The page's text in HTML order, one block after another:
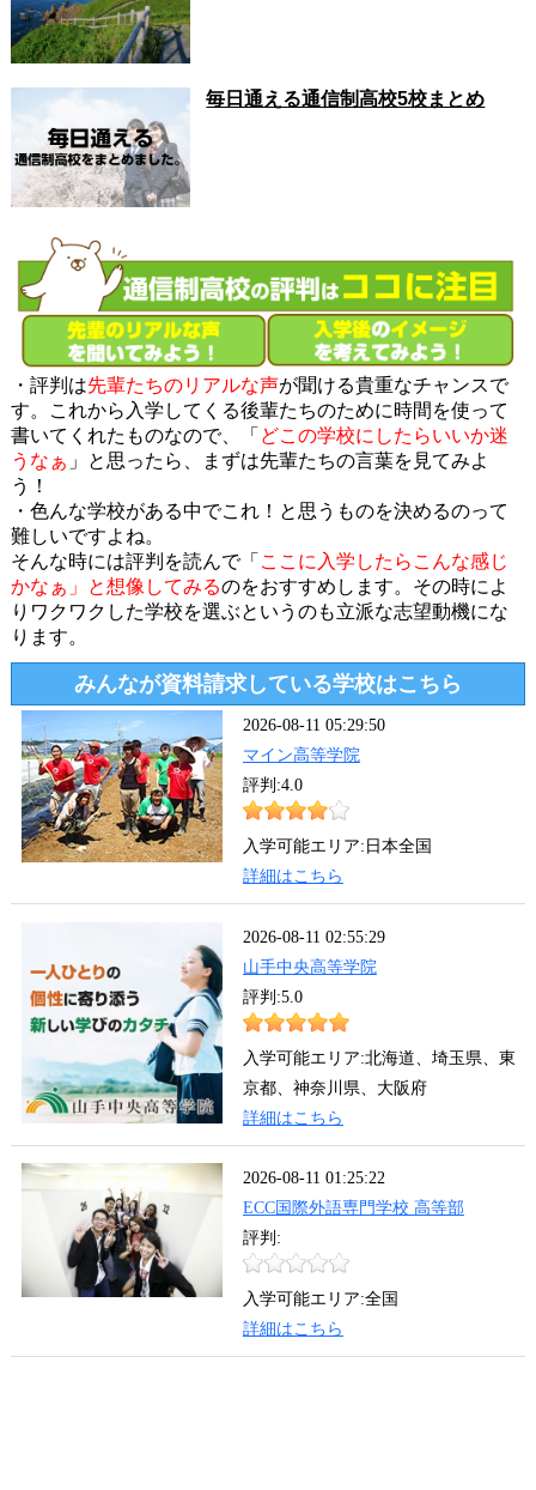
毎日通える通信制高校5校まとめ
・評判は先輩たちのリアルな声が聞ける貴重なチャンスで
す。これから入学してくる後輩たちのために時間を使って
書いてくれたものなので、「 どこの学校にしたらいいか迷
うなぁ 」と思ったら、まずは先輩たちの言葉を見てみよ
う！
・色んな学校がある中でこれ！と思うものを決めるのって
難しいですよね。
そんな時には評判を読んで「 ここに入学したらこんな感じ
かなぁ」と想像してみるのをおすすめします。その時によ
りワクワクした学校を選ぶというのも立派な志望動機にな
ります。
みんなが資料請求している学校はこちら